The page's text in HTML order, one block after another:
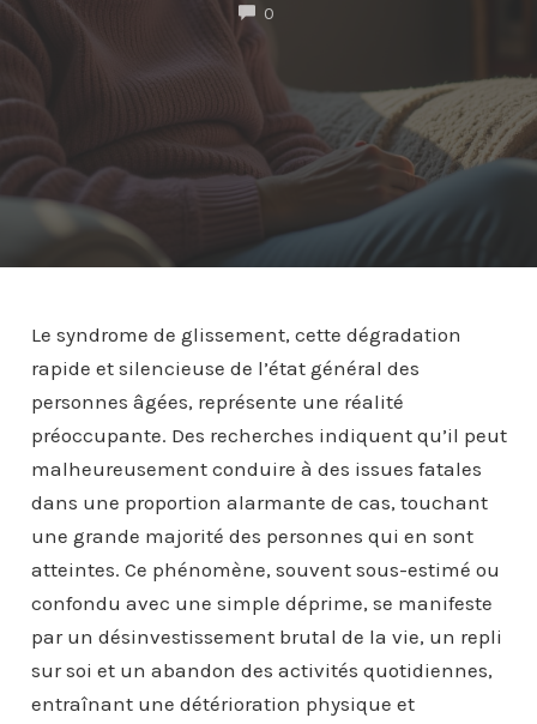
0COMMENTS
Le syndrome de glissement, cette dégradation
rapide et silencieuse de l’état général des
personnes âgées, représente une réalité
préoccupante. Des recherches indiquent qu’il peut
malheureusement conduire à des issues fatales
dans une proportion alarmante de cas, touchant
une grande majorité des personnes qui en sont
atteintes. Ce phénomène, souvent sous-estimé ou
confondu avec une simple déprime, se manifeste
par un désinvestissement brutal de la vie, un repli
sur soi et un abandon des activités quotidiennes,
entraînant une détérioration physique et